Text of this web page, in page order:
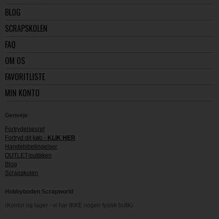
BLOG
SCRAPSKOLEN
FAQ
OM OS
FAVORITLISTE
MIN KONTO
Genveje
Fortrydelsesret
Fortryd dit køb - KLIK HER
Handelsbetingelser
OUTLET-butikken
Blog
Scrapskolen
Hobbyboden Scrapworld
(Kontor og lager - vi har IKKE nogen fysisk butik)